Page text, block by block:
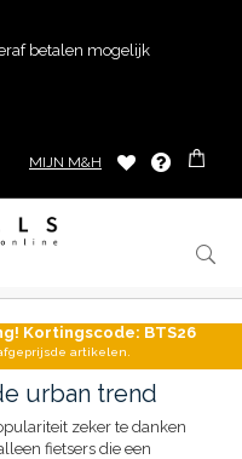
betalen mogelijk
MIJN M&H
Kortingscode: BTS26
artikelen.
urban trend
zeker te danken
fietsers die een